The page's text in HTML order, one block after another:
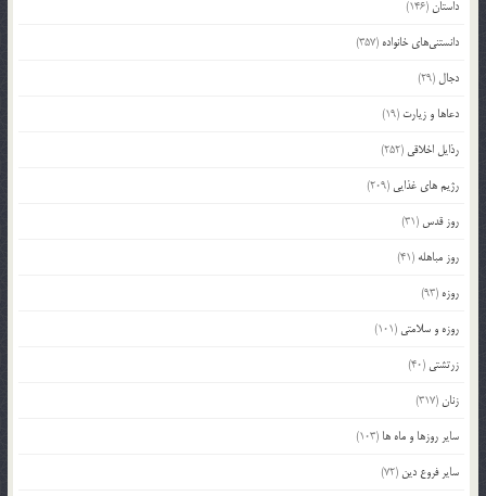
داستان(146)
دانستنی‌های خانواده (357)
دجال (29)
دعاها و زیارت (19)
رذایل اخلاقی (252)
رژیم های غذایی (209)
روز قدس (31)
روز مباهله (41)
روزه (93)
روزه و سلامتی (101)
زرتشتی (40)
زنان(317)
سایر روزها و ماه ها (103)
سایر فروع دین (72)